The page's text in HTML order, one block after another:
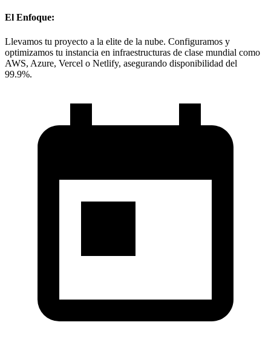
El Enfoque:
Llevamos tu proyecto a la elite de la nube. Configuramos y
optimizamos tu instancia en infraestructuras de clase mundial como
AWS, Azure, Vercel o Netlify, asegurando disponibilidad del
99.9%.